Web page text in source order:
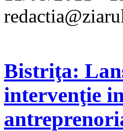
Bistriţa:
intervenţie